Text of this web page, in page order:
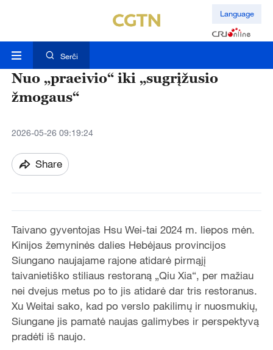
Language
Serĉi
Nuo „praeivio“ iki „sugrįžusio
žmogaus“
2026-05-26 09:19:24
Share
Taivano gyventojas Hsu Wei-tai 2024 m. liepos mėn.
Kinijos žemyninės dalies Hebėjaus provincijos
Siungano naujajame rajone atidarė pirmąjį
taivanietiško stiliaus restoraną „Qiu Xia“, per mažiau
nei dvejus metus po to jis atidarė dar tris restoranus.
Xu Weitai sako, kad po verslo pakilimų ir nuosmukių,
Siungane jis pamatė naujas galimybes ir perspektyvą
pradėti iš naujo.